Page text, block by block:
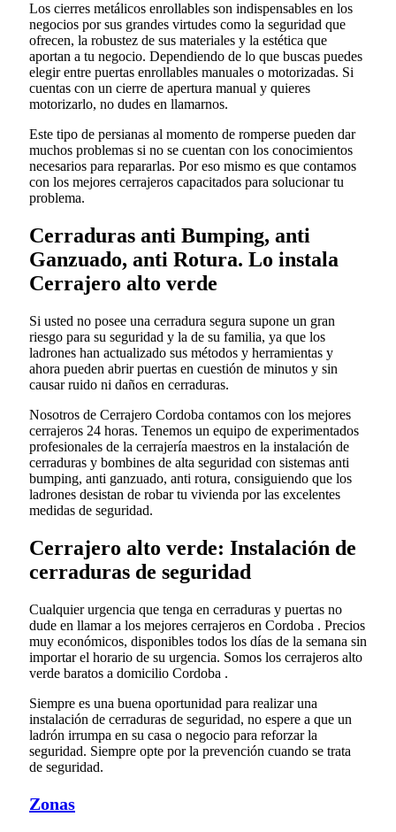
Los cierres metálicos enrollables son indispensables en los
negocios por sus grandes virtudes como la seguridad que
ofrecen, la robustez de sus materiales y la estética que
aportan a tu negocio. Dependiendo de lo que buscas puedes
elegir entre puertas enrollables manuales o motorizadas. Si
cuentas con un cierre de apertura manual y quieres
motorizarlo, no dudes en llamarnos.
Este tipo de persianas al momento de romperse pueden dar
muchos problemas si no se cuentan con los conocimientos
necesarios para repararlas. Por eso mismo es que contamos
con los mejores cerrajeros capacitados para solucionar tu
problema.
Cerraduras anti Bumping, anti
Ganzuado, anti Rotura. Lo instala
Cerrajero alto verde
Si usted no posee una cerradura segura supone un gran
riesgo para su seguridad y la de su familia, ya que los
ladrones han actualizado sus métodos y herramientas y
ahora pueden abrir puertas en cuestión de minutos y sin
causar ruido ni daños en cerraduras.
Nosotros de Cerrajero Cordoba contamos con los mejores
cerrajeros 24 horas. Tenemos un equipo de experimentados
profesionales de la cerrajería maestros en la instalación de
cerraduras y bombines de alta seguridad con sistemas anti
bumping, anti ganzuado, anti rotura, consiguiendo que los
ladrones desistan de robar tu vivienda por las excelentes
medidas de seguridad.
Cerrajero alto verde: Instalación de
cerraduras de seguridad
Cualquier urgencia que tenga en cerraduras y puertas no
dude en llamar a los mejores cerrajeros en Cordoba . Precios
muy económicos, disponibles todos los días de la semana sin
importar el horario de su urgencia. Somos los cerrajeros alto
verde baratos a domicilio Cordoba .
Siempre es una buena oportunidad para realizar una
instalación de cerraduras de seguridad, no espere a que un
ladrón irrumpa en su casa o negocio para reforzar la
seguridad. Siempre opte por la prevención cuando se trata
de seguridad.
Zonas